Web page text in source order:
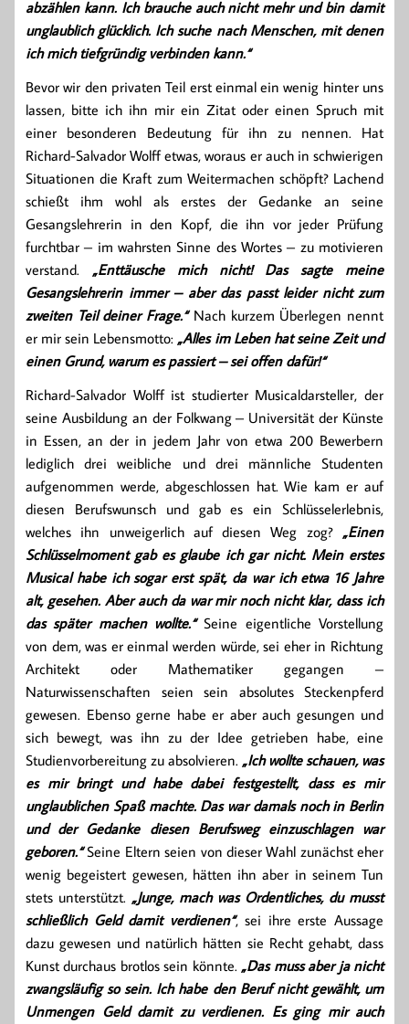
abzählen kann. Ich brauche auch nicht mehr und bin damit
unglaublich glücklich. Ich suche nach Menschen, mit denen
ich mich tiefgründig verbinden kann.“
Bevor wir den privaten Teil erst einmal ein wenig hinter uns
lassen, bitte ich ihn mir ein Zitat oder einen Spruch mit
einer besonderen Bedeutung für ihn zu nennen. Hat
Richard-Salvador Wolff etwas, woraus er auch in schwierigen
Situationen die Kraft zum Weitermachen schöpft? Lachend
schießt ihm wohl als erstes der Gedanke an seine
Gesangslehrerin in den Kopf, die ihn vor jeder Prüfung
furchtbar – im wahrsten Sinne des Wortes – zu motivieren
verstand. „Enttäusche mich nicht! Das sagte meine
Gesangslehrerin immer – aber das passt leider nicht zum
zweiten Teil deiner Frage.“ Nach kurzem Überlegen nennt
er mir sein Lebensmotto: „Alles im Leben hat seine Zeit und
einen Grund, warum es passiert – sei offen dafür!“
Richard-Salvador Wolff ist studierter Musicaldarsteller, der
seine Ausbildung an der Folkwang – Universität der Künste
in Essen, an der in jedem Jahr von etwa 200 Bewerbern
lediglich drei weibliche und drei männliche Studenten
aufgenommen werde, abgeschlossen hat. Wie kam er auf
diesen Berufswunsch und gab es ein Schlüsselerlebnis,
welches ihn unweigerlich auf diesen Weg zog? „Einen
Schlüsselmoment gab es glaube ich gar nicht. Mein erstes
Musical habe ich sogar erst spät, da war ich etwa 16 Jahre
alt, gesehen. Aber auch da war mir noch nicht klar, dass ich
das später machen wollte.“Seine eigentliche Vorstellung
von dem, was er einmal werden würde, sei eher in Richtung
Architekt oder Mathematiker gegangen –
Naturwissenschaften seien sein absolutes Steckenpferd
gewesen. Ebenso gerne habe er aber auch gesungen und
sich bewegt, was ihn zu der Idee getrieben habe, eine
Studienvorbereitung zu absolvieren. „Ich wollte schauen, was
es mir bringt und habe dabei festgestellt, dass es mir
unglaublichen Spaß machte. Das war damals noch in Berlin
und der Gedanke diesen Berufsweg einzuschlagen war
geboren.“Seine Eltern seien von dieser Wahl zunächst eher
wenig begeistert gewesen, hätten ihn aber in seinem Tun
stets unterstützt. „Junge, mach was Ordentliches, du musst
schließlich Geld damit verdienen“, sei ihre erste Aussage
dazu gewesen und natürlich hätten sie Recht gehabt, dass
Kunst durchaus brotlos sein könnte. „Das muss aber ja nicht
zwangsläufig so sein. Ich habe den Beruf nicht gewählt, um
Unmengen Geld damit zu verdienen. Es ging mir auch